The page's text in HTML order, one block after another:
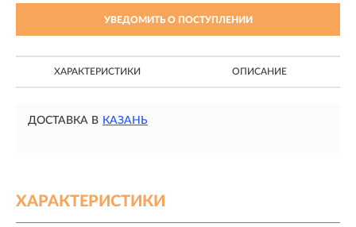
УВЕДОМИТЬ О ПОСТУПЛЕНИИ
ХАРАКТЕРИСТИКИ ОПИСАНИЕ
ДОСТАВКА В КАЗАНЬ
ХАРАКТЕРИСТИКИ